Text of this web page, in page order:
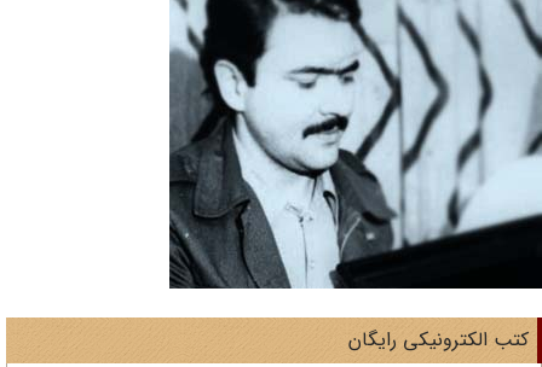
الکترونیکی رایگان